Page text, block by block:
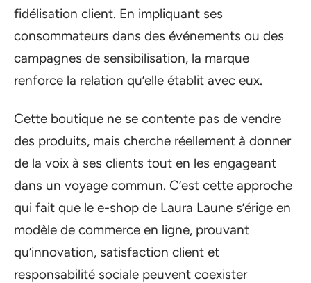
fidélisation client. En impliquant ses
consommateurs dans des événements ou des
campagnes de sensibilisation, la marque
renforce la relation qu’elle établit avec eux.
Cette boutique ne se contente pas de vendre
des produits, mais cherche réellement à donner
de la voix à ses clients tout en les engageant
dans un voyage commun. C’est cette approche
qui fait que le e-shop de Laura Laune s’érige en
modèle de commerce en ligne, prouvant
qu’innovation, satisfaction client et
responsabilité sociale peuvent coexister